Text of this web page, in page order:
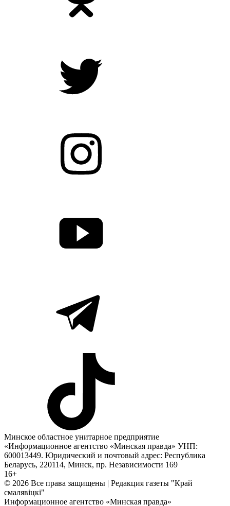
Минское областное унитарное предприятие
«Информационное агентство «Минская правда» УНП:
600013449. Юридический и почтовый адрес: Республика
Беларусь, 220114, Минск, пр. Независимости 169
16+
© 2026 Все права защищены | Редакция газеты "Край
смалявiцкi"
Информационное агентство «Минская правда»